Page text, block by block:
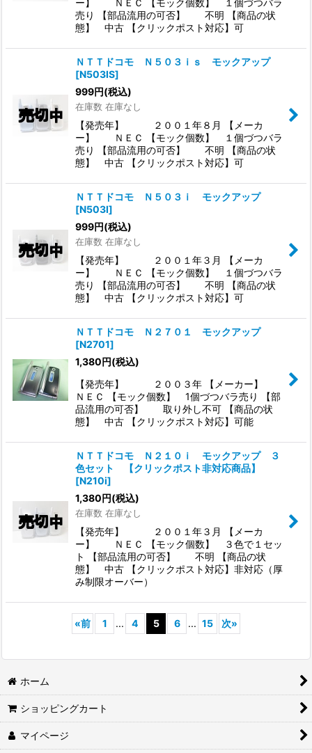
売り 【部品流用の可否】 不明 【商品の状
態】 中古 【クリックポスト対応】可
ＮＴＴドコモ Ｎ５０３ｉｓ モックアップ
[N503IS]
999円(税込)
在庫数 在庫なし
【発売年】 ２００１年８月 【メーカ
ー】 ＮＥＣ 【モック個数】 １個づつバラ
売り 【部品流用の可否】 不明 【商品の状
態】 中古 【クリックポスト対応】可
ＮＴＴドコモ Ｎ５０３ｉ モックアップ
[N503I]
999円(税込)
在庫数 在庫なし
【発売年】 ２００１年３月 【メーカ
ー】 ＮＥＣ 【モック個数】 １個づつバラ
売り 【部品流用の可否】 不明 【商品の状
態】 中古 【クリックポスト対応】可
ＮＴＴドコモ Ｎ２７０１ モックアップ
[N2701]
1,380円(税込)
【発売年】 ２００３年 【メーカー】
ＮＥＣ 【モック個数】 1個づつバラ売り 【部
品流用の可否】 取り外し不可 【商品の状
態】 中古 【クリックポスト対応】可能
ＮＴＴドコモ Ｎ２１０ｉ モックアップ ３
色セット 【クリックポスト非対応商品】
[N210i]
1,380円(税込)
在庫数 在庫なし
【発売年】 ２００１年３月 【メーカ
ー】 ＮＥＣ 【モック個数】 ３色で１セッ
ト 【部品流用の可否】 不明 【商品の状
態】 中古 【クリックポスト対応】非対応（厚
み制限オーバー）
«前 1 ... 4 5 6 ... 15 次»
ホーム
ショッピングカート
マイページ